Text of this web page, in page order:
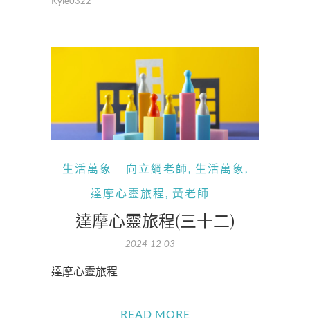
生活萬象 向立綱老師 生活萬象
達摩心靈旅程
黃老師
達摩心靈旅程(三十二)
2024-12-03
達摩心靈旅程
READ MORE